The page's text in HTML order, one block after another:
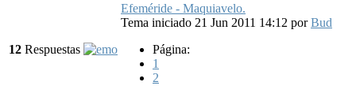
12 Respuestas
Efeméride - Maquiavelo.
Tema iniciado 21 Jun 2011 14:12 porBud
Página:
1
2